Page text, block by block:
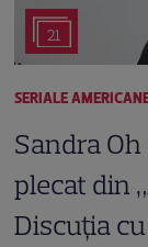
21
SERIALE
Sandra
plecat din
Discuția